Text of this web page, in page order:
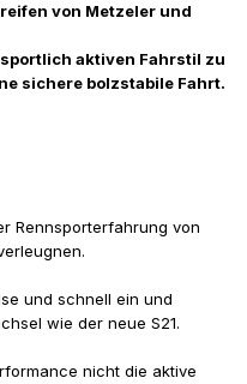
von Metzeler und
aktiven Fahrstil zu
sichere bolzstabile Fahrt.
Rennsporterfahrung von
und schnell ein und
wie der neue S21.
nicht die aktive